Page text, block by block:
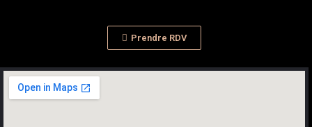
Prendre RDV